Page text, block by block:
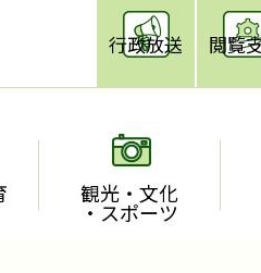
行政放送 閲覧
観光・文化
・スポーツ